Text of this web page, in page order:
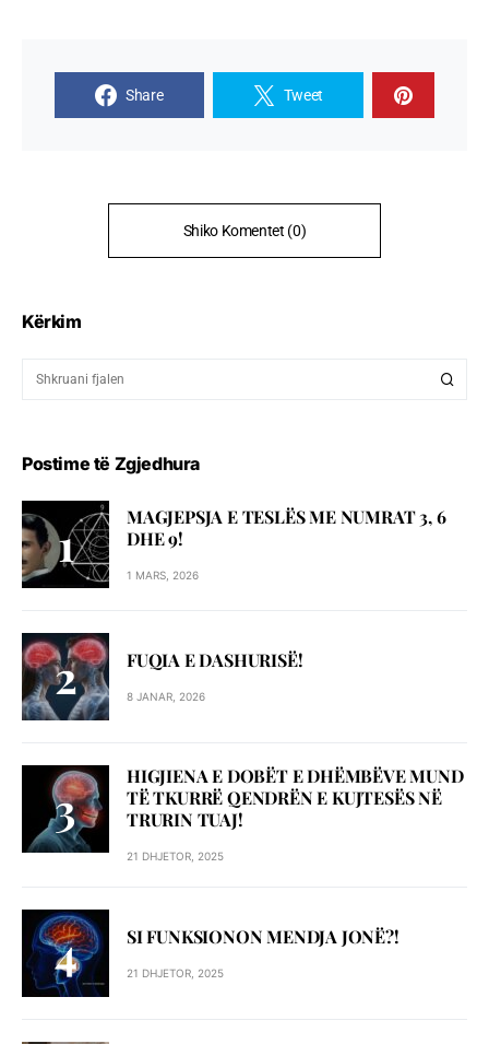
Share Tweet
Shiko Komentet (0)
Kërkim
Postime të Zgjedhura
MAGJEPSJA E TESLËS ME NUMRAT 3, 6
DHE 9!
1 MARS, 2026
FUQIA E DASHURISË!
8 JANAR, 2026
HIGJIENA E DOBËT E DHËMBËVE MUND
TË TKURRË QENDRËN E KUJTESËS NË
TRURIN TUAJ!
21 DHJETOR, 2025
SI FUNKSIONON MENDJA JONË?!
21 DHJETOR, 2025